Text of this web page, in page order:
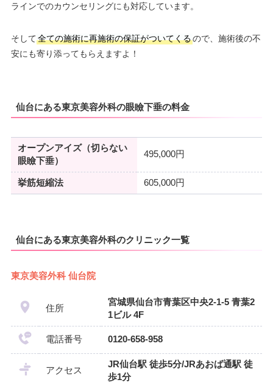
ラインでのカウンセリングにも対応しています。
そして全ての施術に再施術の保証がついてくるので、施術後の不
安にも寄り添ってもらえますよ！
仙台にある東京美容外科の眼瞼下垂の料金
オープンアイズ（切らない
眼瞼下垂）
495,000円
挙筋短縮法 605,000円
仙台にある東京美容外科のクリニック一覧
東京美容外科 仙台院
住所
宮城県仙台市青葉区中央2-1-5 青葉2
1ビル 4F
電話番号 0120-658-958
アクセス
JR仙台駅 徒歩5分/JRあおば通駅 徒
歩1分